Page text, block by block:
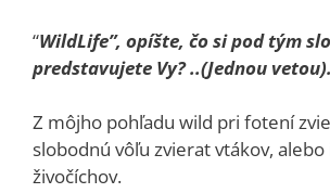
“WildLife”, opíšte, čo si pod tým
predstavujete Vy? ..(Jednou vetou).
Z môjho pohľadu wild pri fotení
slobodnú vôľu zvierat vtákov, alebo
živočíchov.